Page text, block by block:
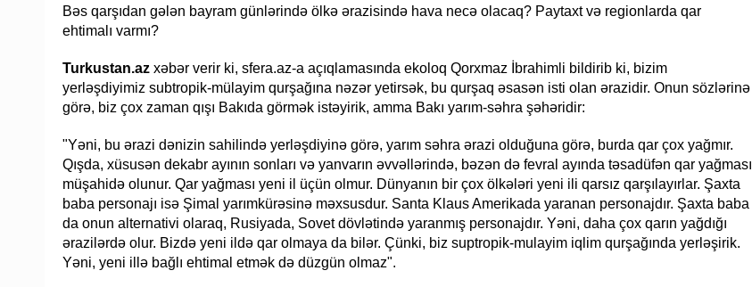
Bəs qarşıdan gələn bayram günlərində ölkə ərazisində hava necə olacaq? Paytaxt və regionlarda qar
ehtimalı varmı?
Turkustan.az xəbər verir ki, sfera.az-a açıqlamasında ekoloq Qorxmaz İbrahimli bildirib ki, bizim
yerləşdiyimiz subtropik-mülayim qurşağına nəzər yetirsək, bu qurşaq əsasən isti olan ərazidir. Onun sözlərinə
görə, biz çox zaman qışı Bakıda görmək istəyirik, amma Bakı yarım-səhra şəhəridir:
"Yəni, bu ərazi dənizin sahilində yerləşdiyinə görə, yarım səhra ərazi olduğuna görə, burda qar çox yağmır.
Qışda, xüsusən dekabr ayının sonları və yanvarın əvvəllərində, bəzən də fevral ayında təsadüfən qar yağması
müşahidə olunur. Qar yağması yeni il üçün olmur. Dünyanın bir çox ölkələri yeni ili qarsız qarşılayırlar. Şaxta
baba personajı isə Şimal yarımkürəsinə məxsusdur. Santa Klaus Amerikada yaranan personajdır. Şaxta baba
da onun alternativi olaraq, Rusiyada, Sovet dövlətində yaranmış personajdır. Yəni, daha çox qarın yağdığı
ərazilərdə olur. Bizdə yeni ildə qar olmaya da bilər. Çünki, biz suptropik-mulayim iqlim qurşağında yerləşirik.
Yəni, yeni illə bağlı ehtimal etmək də düzgün olmaz".